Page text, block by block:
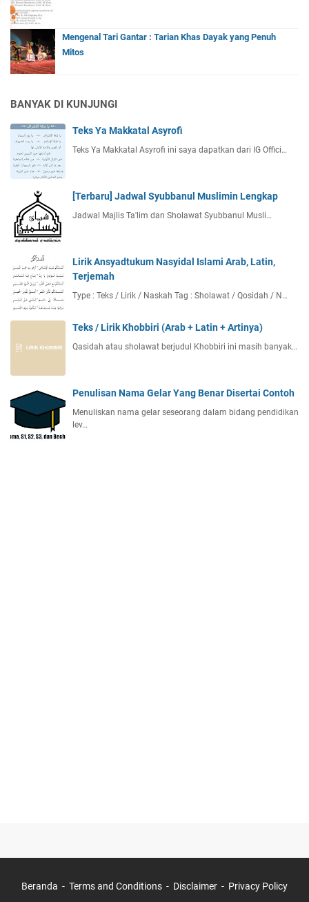
Mengenal Tari Gantar : Tarian Khas Dayak yang Penuh
Mitos
BANYAK DI KUNJUNGI
Teks Ya Makkatal Asyrofi
Teks Ya Makkatal Asyrofi ini saya dapatkan dari IG Offici…
[Terbaru] Jadwal Syubbanul Muslimin Lengkap
Jadwal Majlis Ta'lim dan Sholawat Syubbanul Musli…
Lirik Ansyadtukum Nasyidal Islami Arab, Latin,
Terjemah
Type : Teks / Lirik / Naskah Tag : Sholawat / Qosidah / N…
Teks / Lirik Khobbiri (Arab + Latin + Artinya)
Qasidah atau sholawat berjudul Khobbiri ini masih banyak…
Penulisan Nama Gelar Yang Benar Disertai Contoh
Menuliskan nama gelar seseorang dalam bidang pendidikan
lev…
Beranda Terms and Conditions Disclaimer Privacy Policy